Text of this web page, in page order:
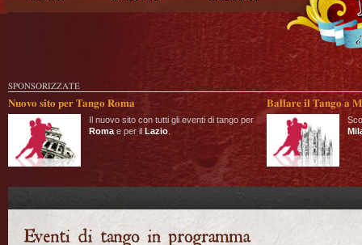
SPONSORIZZATE
Nuovo sito per Tango Roma
Il nuovo sito con tutti gli eventi di tango per
Roma e per il Lazio
Ballare il Tango a